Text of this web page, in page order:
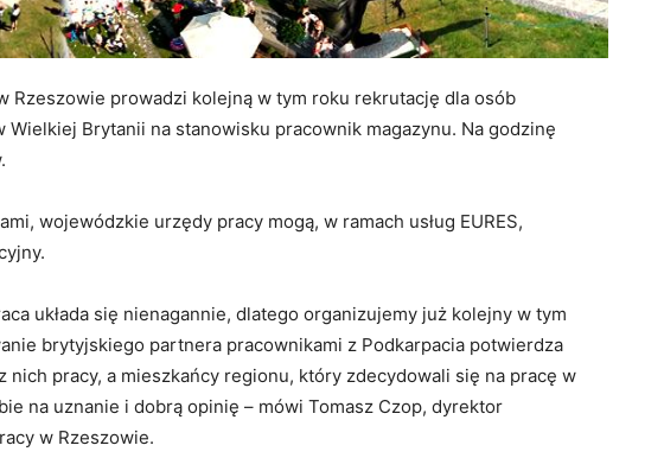
Rzeszowie prowadzi kolejną w tym roku rekrutację dla osób
Wielkiej Brytanii na stanowisku pracownik magazynu. Na godzinę
wojewódzkie urzędy pracy mogą, w ramach usług EURES,
układa się nienagannie, dlatego organizujemy już kolejny w tym
brytyjskiego partnera pracownikami z Podkarpacia potwierdza
nich pracy, a mieszkańcy regionu, który zdecydowali się na pracę w
na uznanie i dobrą opinię – mówi Tomasz Czop, dyrektor
w Rzeszowie.